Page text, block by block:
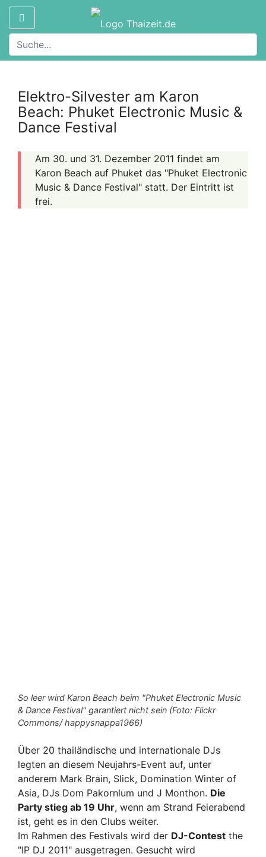
Elektro-Silvester am Karon
Beach: Phuket Electronic Music &
Dance Festival
Am 30. und 31. Dezember 2011 findet am
Karon Beach auf Phuket das "Phuket Electronic
Music & Dance Festival" statt. Der Eintritt ist
frei.
So leer wird Karon Beach beim "Phuket Electronic Music
& Dance Festival" garantiert nicht sein (Foto: Flickr
Commons/ happysnappa1966)
Über 20 thailändische und internationale DJs
legten an diesem Neujahrs-Event auf, unter
anderem Mark Brain, Slick, Domination Winter of
Asia, DJs Dom Pakornlum und J Monthon. Die
Party stieg ab 19 Uhr, wenn am Strand Feierabend
ist, geht es in den Clubs weiter.
Im Rahmen des Festivals wird der DJ-Contest the
"IP DJ 2011" ausgetragen. Gesucht wird